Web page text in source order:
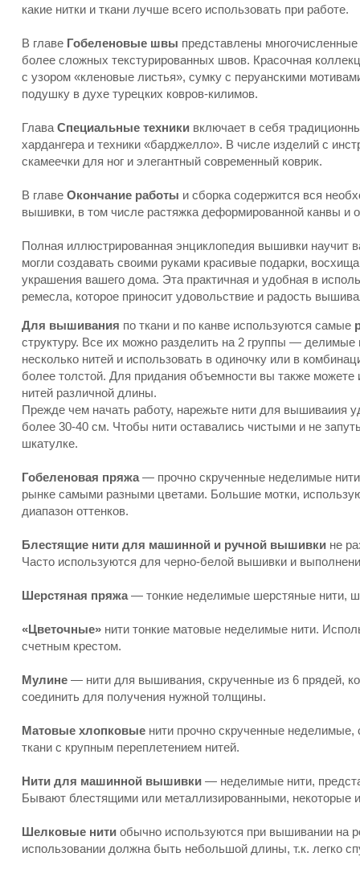
какие нитки и ткани лучше всего использовать при работе.
В главе Гобеленовые швы представлены
более сложных текстурированных швов. Красочная
с узором «кленовые листья», сумку с перуанскими
подушку в духе турецких ковров-килимов.
Глава Специальные техники включает в себя
хардангера и техники «барджелло». В числе изделий с
скамеечки для ног и элегантный современный коврик.
В главе Окончание работы и сборка содержится вся
вышивки, в том числе растяжка деформированной канвы и
Полная иллюстрированная энциклопедия вышивки
могли создавать своими руками красивые подарки,
украшения вашего дома. Эта практичная и удобная в
ремесла, которое приносит удовольствие и радость
Для вышивания по ткани и по канве используются самые
структуру. Все их можно разделить на 2 группы —
несколько нитей и использовать в одиночку или в
более толстой. Для придания объемности вы также
нитей различной длины.
Прежде чем начать работу, нарежьте нити для вышиваиия
более 30-40 см. Чтобы нити оставались чистыми и не
шкатулке.
Гобеленовая пряжа— прочно скрученные неделимые
рынке самыми разными цветами. Большие мотки,
диапазон оттенков.
Блестящие нити для машинной и ручной вышивки не
Часто используются для черно-белой вышивки и
Шерстяная пряжа— тонкие неделимые шерстяные нити,
«Цветочные» нити тонкие матовые неделимые нити.
счетным крестом.
Мулине — нити для вышивания, скрученные из 6 прядей,
соединить для получения нужной толщины.
Матовые хлопковые нити прочно скрученные
ткани с крупным переплетением нитей.
Нити для машинной вышивки — неделимые нити,
Бывают блестящими или металлизированными, некоторые
Шелковые нити обычно используются при вышивании на
использовании должна быть небольшой длины, т.к. легко